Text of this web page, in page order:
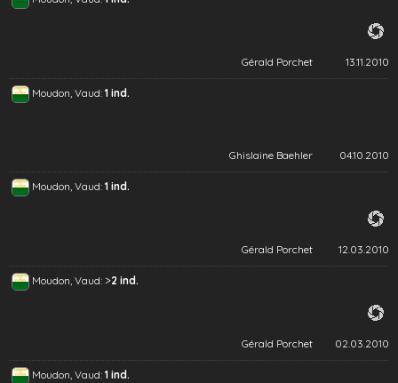
Gérald Porchet 13.11.2010
Moudon, Vaud: 1 ind.
Ghislaine Baehler 04.10.2010
Moudon, Vaud: 1 ind.
Gérald Porchet 12.03.2010
Moudon, Vaud: >2 ind.
Gérald Porchet 02.03.2010
Moudon, Vaud: 1 ind.